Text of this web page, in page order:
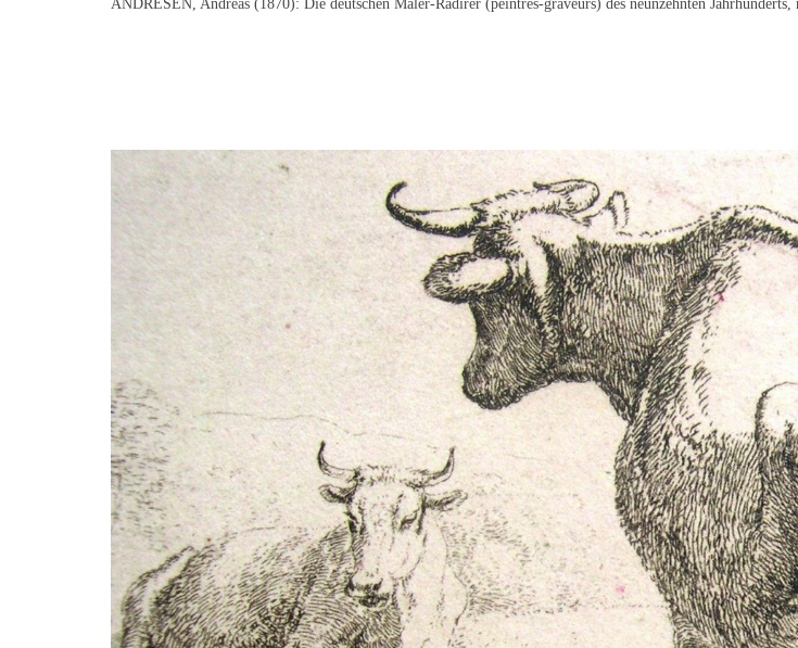
ANDRESEN, Andreas (1870): Die deutschen Maler-Radirer (peintres-graveurs) des neunzehnten